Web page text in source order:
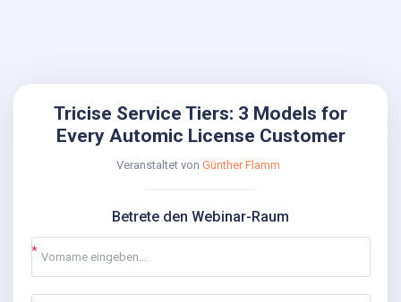
Tricise Service Tiers: 3 Models for
Every Automic License Customer
Veranstaltet von Günther Flamm
Betrete den Webinar-Raum